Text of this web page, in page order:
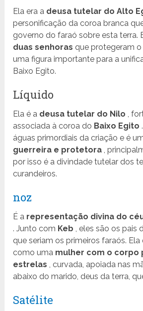
Ela era a deusa tutelar do Alto
personificação da coroa branca
governo do faraó sobre esta terra.
duas senhoras que protegeram o
uma figura importante para a
Baixo Egito.
Líquido
Ela é a deusa tutelar do Nilo ,
associada à coroa do Baixo Egito
águas primordiais da criação e é
guerreira e protetora ,
por isso é a divindade tutelar dos
curandeiros.
noz
É a representação divina do
. Junto com Keb , eles são os pais
que seriam os primeiros faraós.
como uma mulher com o corpo
estrelas , curvada, apoiada nas
abaixo do marido, deus da terra,
Satélite